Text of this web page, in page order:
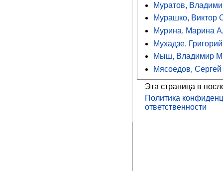
Муратов,
Мурашко, Виктор
Мурина, Марина
Мухадзе,
Мыш, Владимир
Мясоедов,
Эта страница в
Политика
ответственности